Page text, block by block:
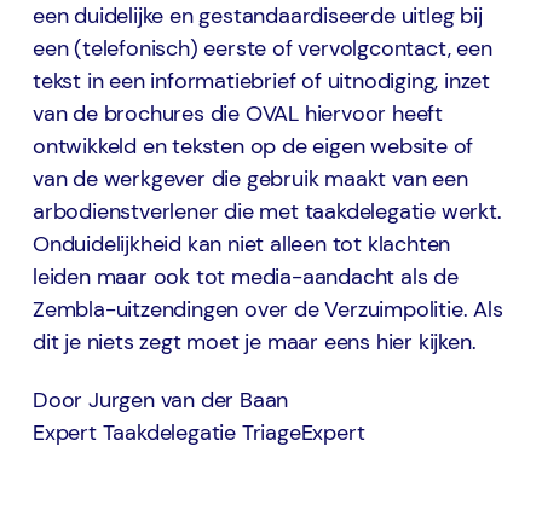
een duidelijke en gestandaardiseerde uitleg bij
een (telefonisch) eerste of vervolgcontact, een
tekst in een informatiebrief of uitnodiging, inzet
van de brochures die OVAL hiervoor heeft
ontwikkeld en teksten op de eigen website of
van de werkgever die gebruik maakt van een
arbodienstverlener die met taakdelegatie werkt.
Onduidelijkheid kan niet alleen tot klachten
leiden maar ook tot media-aandacht als de
Zembla-uitzendingen over de Verzuimpolitie. Als
dit je niets zegt moet je maar eens hier kijken.
Door Jurgen van der Baan
Expert Taakdelegatie TriageExpert